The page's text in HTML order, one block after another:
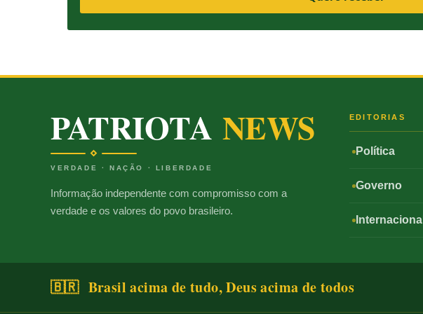
PATRIOTA NEWS
VERDADE · NAÇÃO · LIBERDADE
Informação independente com compromisso com a
verdade e os valores do povo brasileiro.
EDITORIAS
Política
Governo
Internacional
🇧🇷 Brasil acima de tudo, Deus acima de todos